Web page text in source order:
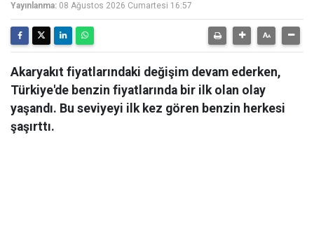
Yayınlanma: 08 Ağustos 2026 Cumartesi 16:57
Akaryakıt fiyatlarındaki değişim devam ederken,
Türkiye'de benzin fiyatlarında bir ilk olan olay
yaşandı. Bu seviyeyi ilk kez gören benzin herkesi
şaşırttı.